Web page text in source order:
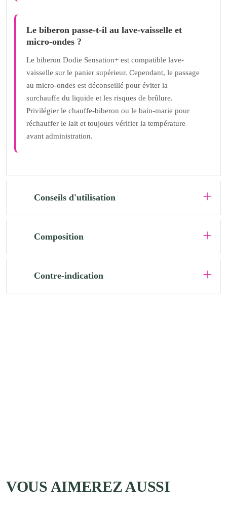
Le biberon passe-t-il au lave-vaisselle et
micro-ondes ?
Le biberon Dodie Sensation+ est compatible lave-
vaisselle sur le panier supérieur. Cependant, le passage
au micro-ondes est déconseillé pour éviter la
surchauffe du liquide et les risques de brûlure.
Privilégier le chauffe-biberon ou le bain-marie pour
réchauffer le lait et toujours vérifier la température
avant administration.
Conseils d'utilisation
Composition
Contre-indication
VOUS AIMEREZ AUSSI